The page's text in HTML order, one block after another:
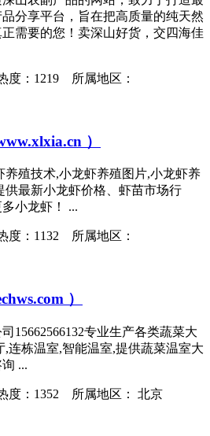
分享平台，旨在把高质量的纯天然
需要的您！卖深山好货，交四海佳
：1219 所属地区：
）
殖技术,小龙虾养殖图片,小龙虾养
供最新小龙虾价格、虾苗市场行
小龙虾！ ...
：1132 所属地区：
）
15662566132专业生产各类蔬菜大
连栋温室,智能温室,提供蔬菜温室大
...
度：1352 所属地区： 北京